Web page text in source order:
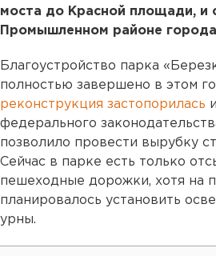
моста до Красной площади, и
Промышленном районе
Благоустройство парка
полностью завершено в этом
реконструкция застопорилась
федерального
позволило провести вырубку
Сейчас в парке есть только
пешеходные дорожки, хотя на
планировалось установить
урны.